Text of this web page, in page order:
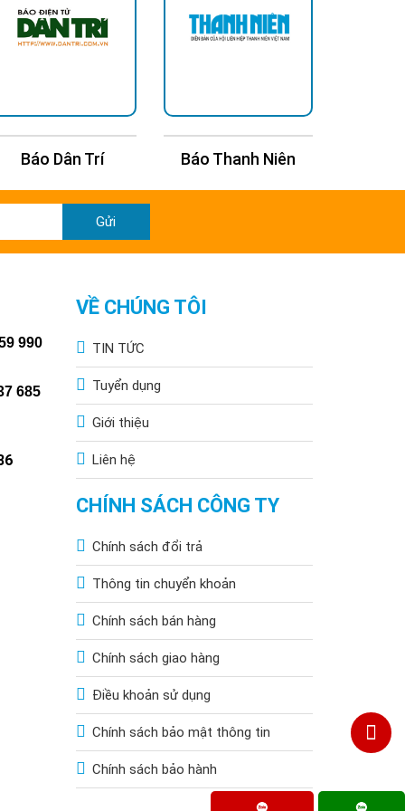
Solar Street Lamp)
Giá bán mới nhất
1.290.000đ
1.490.000đ
1.950.000đ
Báo Dân Trí Báo Thanh Niên
Gửi
990
685
VỀ CHÚNG TÔI
TIN TỨC
Tuyển dụng
Giới thiệu
Liên hệ
CHÍNH SÁCH CÔNG TY
Chính sách đổi trả
Thông tin chuyển khoản
Chính sách bán hàng
Chính sách giao hàng
Điều khoản sử dụng
Chính sách bảo mật thông tin
Chính sách bảo hành